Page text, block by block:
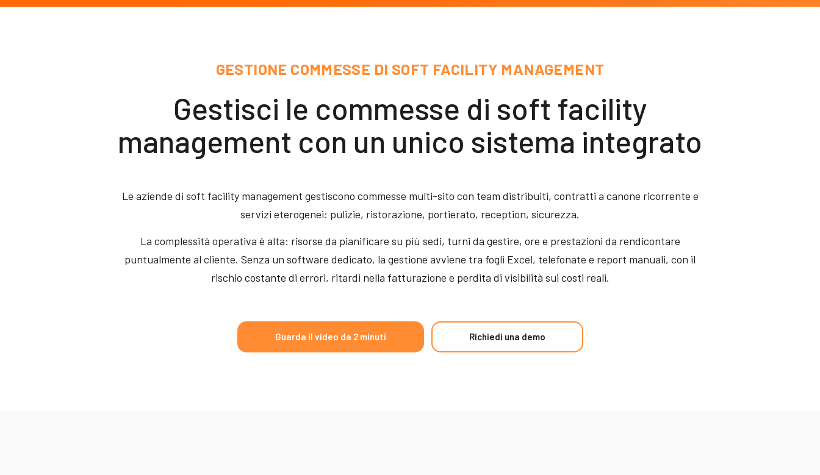
GESTIONE COMMESSE DI SOFT FACILITY MANAGEMENT
Gestisci le commesse di soft facility
management con un unico sistema integrato
Le aziende di soft facility management gestiscono commesse multi-sito con team distribuiti, contratti a canone ricorrente e
servizi eterogenei: pulizie, ristorazione, portierato, reception, sicurezza.
La complessità operativa è alta: risorse da pianificare su più sedi, turni da gestire, ore e prestazioni da rendicontare
puntualmente al cliente. Senza un software dedicato, la gestione avviene tra fogli Excel, telefonate e report manuali, con il
rischio costante di errori, ritardi nella fatturazione e perdita di visibilità sui costi reali.
Guarda il video da 2 minuti Richiedi una demo